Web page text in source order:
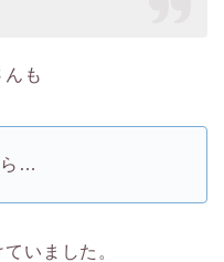
も
ら…
いました。